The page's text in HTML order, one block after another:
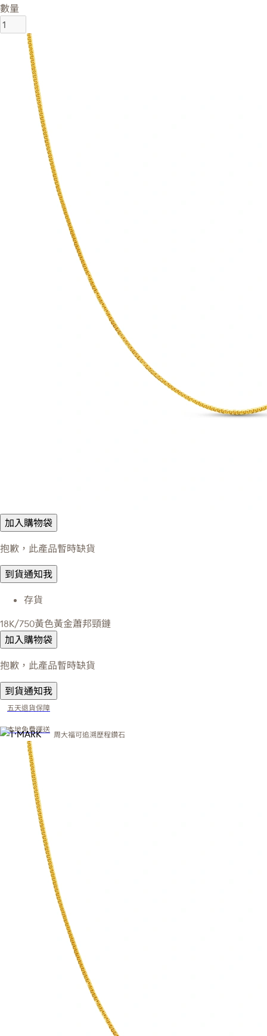
數量
加入購物袋
抱歉，此產品暫時缺貨
到貨通知我
存貨
18K/750黃色黃金蕭邦頸鏈
加入購物袋
抱歉，此產品暫時缺貨
到貨通知我
五天退貨保障
本地免費運送
周大福可追溯歷程鑽石